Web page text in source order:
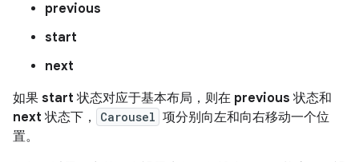
previous
start
next
如果 start 状态对应于基本布局，则在 previous 状态和
next 状态下， Carousel 项分别向左和向右移动一个位
置。